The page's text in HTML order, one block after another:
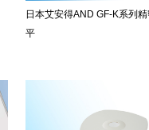
日本艾安得AND GF-K系列
平